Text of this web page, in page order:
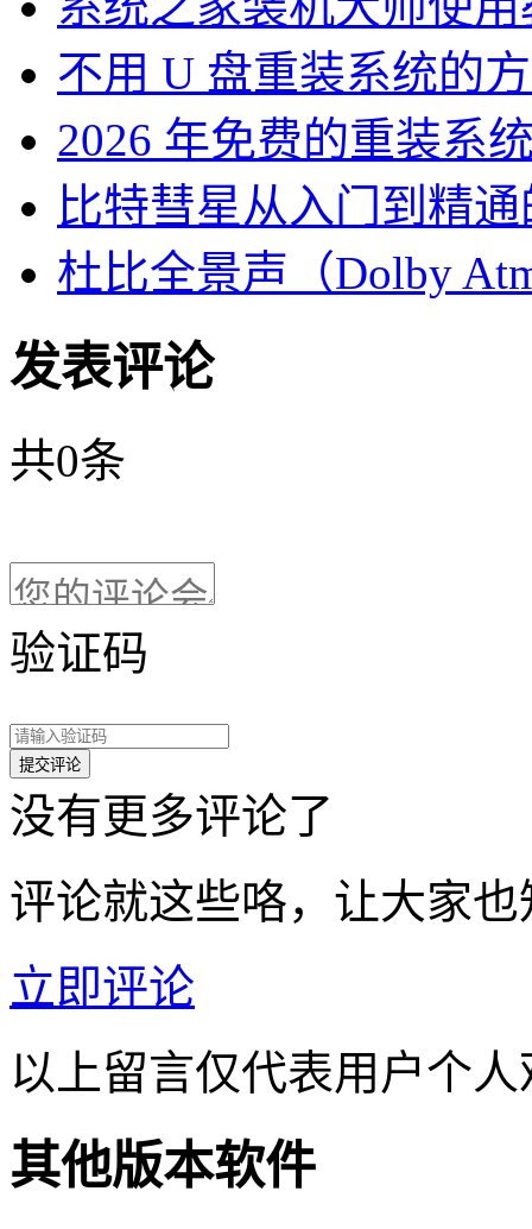
不用 U 盘重装系统的
2026 年免费的重装系
比特彗星从入门到精
杜比全景声（Dolby
发表评论
共0条
验证码
没有更多评论了
评论就这些咯，让大家
立即评论
以上留言仅代表用户个
其他版本软件